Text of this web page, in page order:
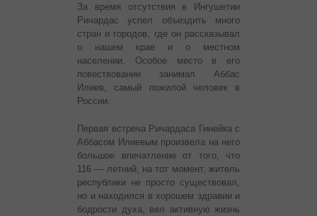
За время отсутствия в Ингушетии
Ричардас успел объездить много
стран и городов, где он рассказывал
о нашем крае и о местном
населении. Особое место в его
повествовании занимал Аббас
Илиев, самый пожилой человек в
России.
Первая встреча Ричардаса Гинейка с
Аббасом Илиевым произвела на него
большое впечатление от того, что
116 — летний, на тот момент, житель
республики не просто существовал,
но и находился в хорошем здравии и
бодрости духа, вел активную жизнь